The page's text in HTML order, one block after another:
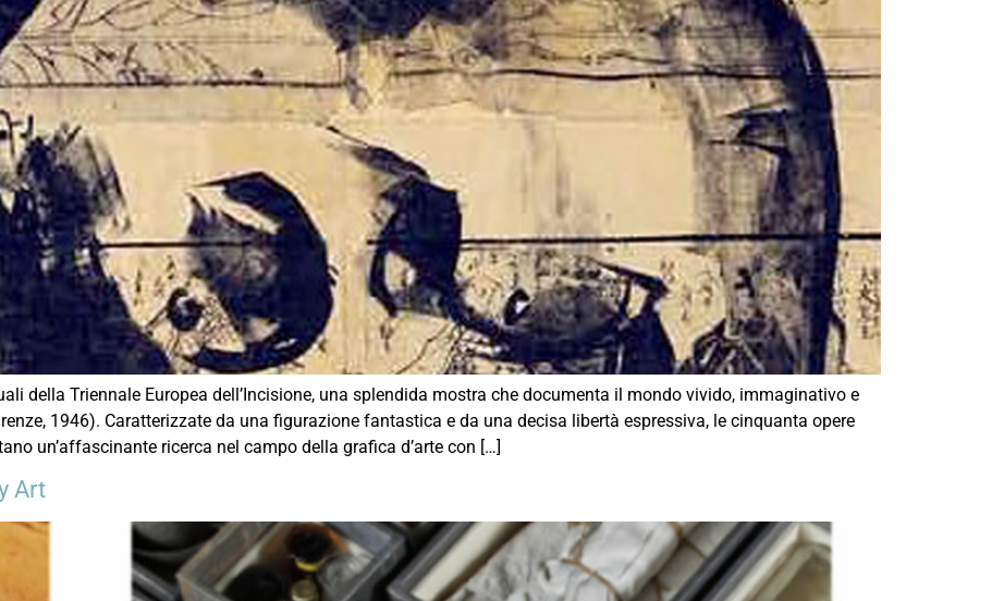
della Triennale Europea dell’Incisione, una splendida mostra che documenta il mondo vivido, immaginativo e
1946). Caratterizzate da una figurazione fantastica e da una decisa libertà espressiva, le cinquanta opere
un’affascinante ricerca nel campo della grafica d’arte con […]
Art